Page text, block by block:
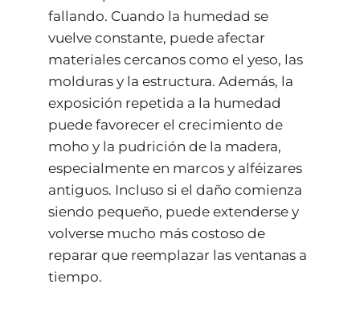
fallando. Cuando la humedad se
vuelve constante, puede afectar
materiales cercanos como el yeso, las
molduras y la estructura. Además, la
exposición repetida a la humedad
puede favorecer el crecimiento de
moho y la pudrición de la madera,
especialmente en marcos y alféizares
antiguos. Incluso si el daño comienza
siendo pequeño, puede extenderse y
volverse mucho más costoso de
reparar que reemplazar las ventanas a
tiempo.